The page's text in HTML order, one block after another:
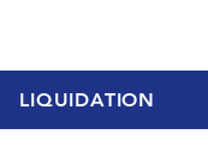
LIQUIDATION